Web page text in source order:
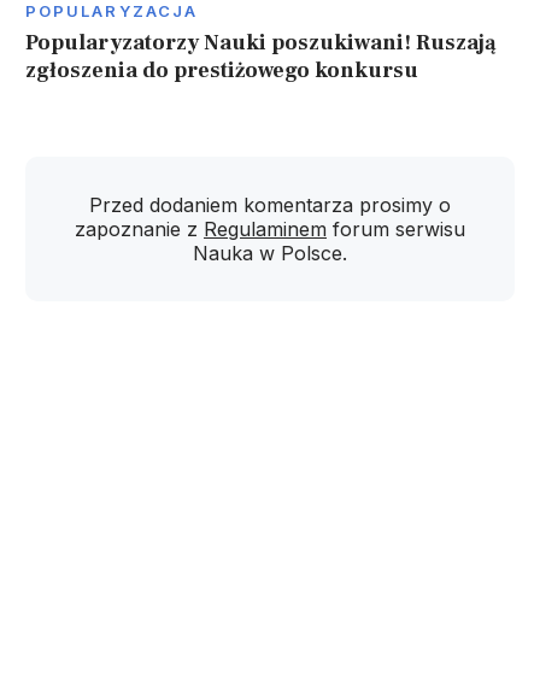
POPULARYZACJA
Popularyzatorzy Nauki poszukiwani! Ruszają
zgłoszenia do prestiżowego konkursu
Przed dodaniem komentarza prosimy o
zapoznanie z Regulaminem forum serwisu
Nauka w Polsce.